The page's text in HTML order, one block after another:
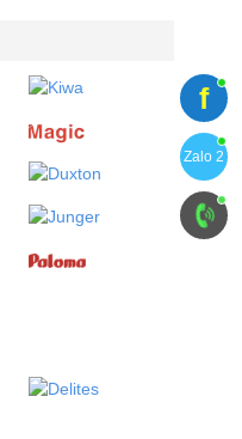
f
Zalo 2